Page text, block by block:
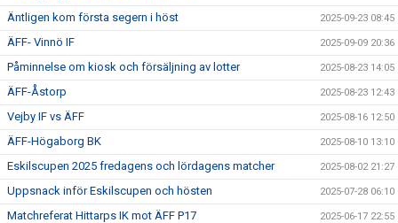
Äntligen kom första segern i höst 2025-09-23 08:45
ÄFF- Vinnö IF 2025-09-09 20:36
Påminnelse om kiosk och försäljning av lotter 2025-08-23 14:05
ÄFF-Åstorp 2025-08-23 12:43
Vejby IF vs ÄFF 2025-08-16 12:50
ÄFF-Högaborg BK 2025-08-10 13:10
Eskilscupen 2025 fredagens och lördagens matcher 2025-08-02 21:27
Uppsnack inför Eskilscupen och hösten 2025-07-28 06:10
Matchreferat Hittarps IK mot ÄFF P17 2025-06-17 22:55